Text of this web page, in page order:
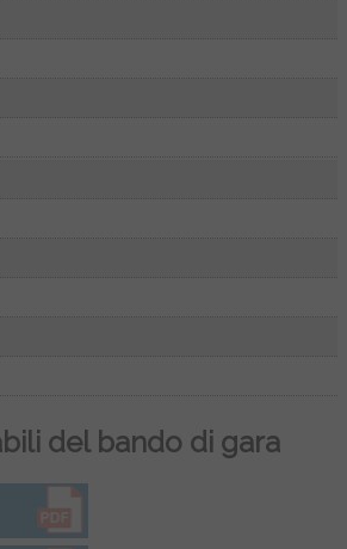
del bando di gara